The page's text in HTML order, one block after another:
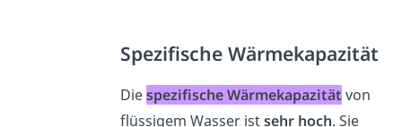
Spezifische Wärmekapazität
Diespezifische Wärmekapazität von
flüssigem Wasser istsehr hoch. Sie